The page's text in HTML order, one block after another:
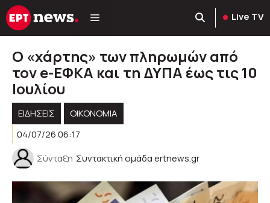
Μετάβαση
σε
Live TV
Ο «χάρτης» των πληρωμών από
τον e-ΕΦΚΑ και τη ΔΥΠΑ έως τις 10
Iουλίου
ΕΙΔΗΣΕΙΣ
ΟΙΚΟΝΟΜΙΑ
04/07/26 06:17
Σύνταξη Συντακτική ομάδα ertnews.gr